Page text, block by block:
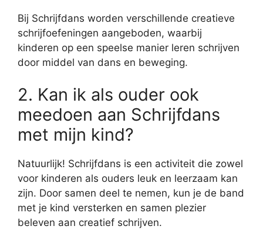
Bij Schrijfdans worden verschillende creatieve
schrijfoefeningen aangeboden, waarbij
kinderen op een speelse manier leren schrijven
door middel van dans en beweging.
2. Kan ik als ouder ook
meedoen aan Schrijfdans
met mijn kind?
Natuurlijk! Schrijfdans is een activiteit die zowel
voor kinderen als ouders leuk en leerzaam kan
zijn. Door samen deel te nemen, kun je de band
met je kind versterken en samen plezier
beleven aan creatief schrijven.